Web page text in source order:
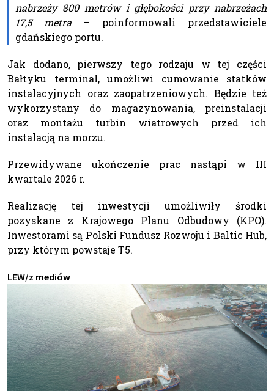
nabrzeży 800 metrów i głębokości przy nabrzeżach
17,5 metra – poinformowali przedstawiciele
gdańskiego portu.
Jak dodano, pierwszy tego rodzaju w tej części
Bałtyku terminal, umożliwi cumowanie statków
instalacyjnych oraz zaopatrzeniowych. Będzie też
wykorzystany do magazynowania, preinstalacji
oraz montażu turbin wiatrowych przed ich
instalacją na morzu.
Przewidywane ukończenie prac nastąpi w III
kwartale 2026 r.
Realizację tej inwestycji umożliwiły środki
pozyskane z Krajowego Planu Odbudowy (KPO).
Inwestorami są Polski Fundusz Rozwoju i Baltic Hub,
przy którym powstaje T5.
LEW/z mediów